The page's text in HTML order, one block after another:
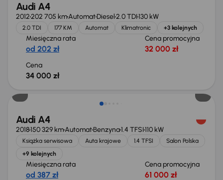
Audi A4
2012202 705 kmAutomatDiesel2.0 TDI130 kW
2.0 TDI 177 KM Automat Klimatronic +3 kolejnych
Miesięczna rata
od 202 zł
Cena promocyjna
32 000 zł
Cena
34 000 zł
Audi A4
2018150 329 kmAutomatBenzyna1.4 TFSI110 kW
Książka serwisowa Auta krajowe 1.4 TFSI
Salon Polska
+9 kolejnych
Miesięczna rata
od 387 zł
Cena promocyjna
61 000 zł